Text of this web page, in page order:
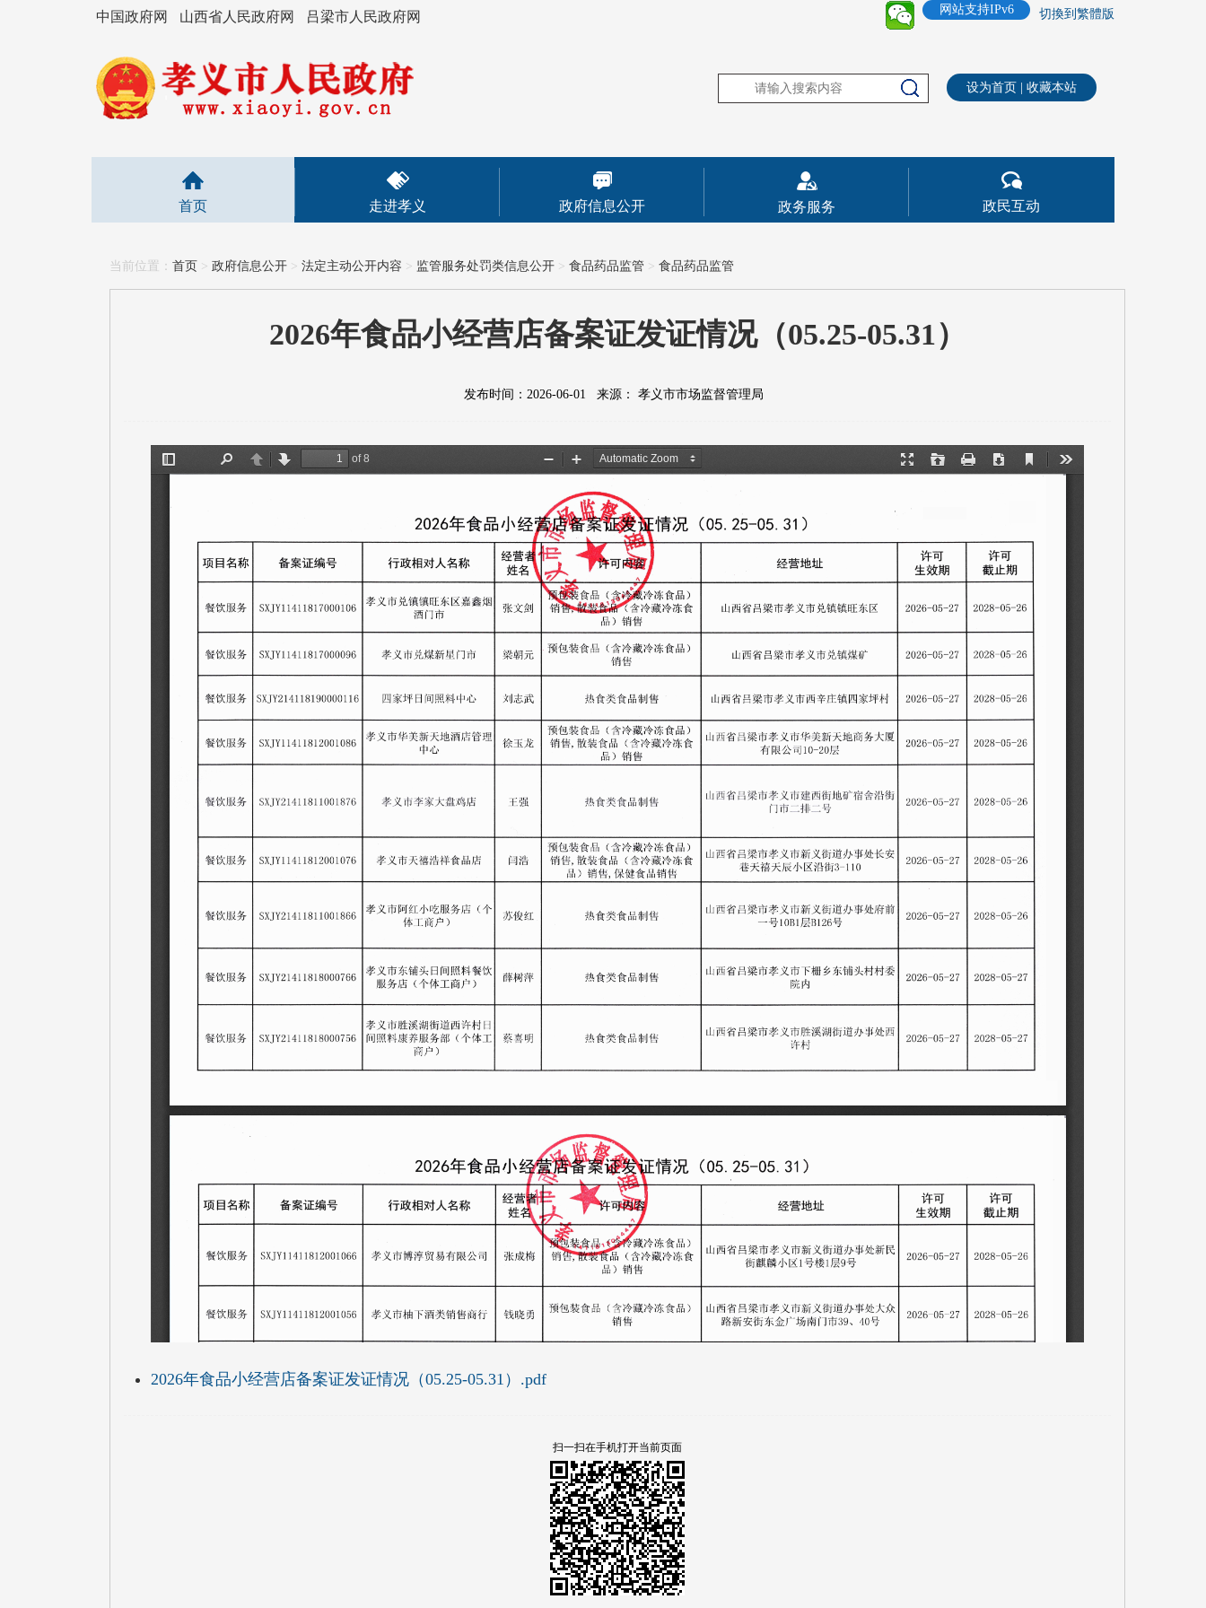
中国政府网 山西省人民政府网 吕梁市人民政府网 切換到繁體版
网站支持IPv6
设为首页 收藏本站
首页 走进孝义 政府信息公开 政务服务 政民互动
当前位置： 首页 > 政府信息公开 > 法定主动公开内容 > 监管服务处罚类信息公开 > 食品药品监管 > 食品药品监管
2026年食品小经营店备案证发证情况（05.25-05.31）
发布时间：2026-06-01 来源： 孝义市市场监督管理局
2026年食品小经营店备案证发证情况（05.25-05.31）.pdf
扫一扫在手机打开当前页面